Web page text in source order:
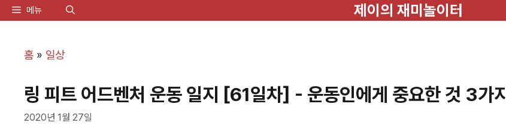
제이의 재미놀이터
메뉴
홈 » 일상
링 피트 어드벤처 운동 일지 [61일차] - 운동인에게 중요한 것 3가지
2020년 1월 27일